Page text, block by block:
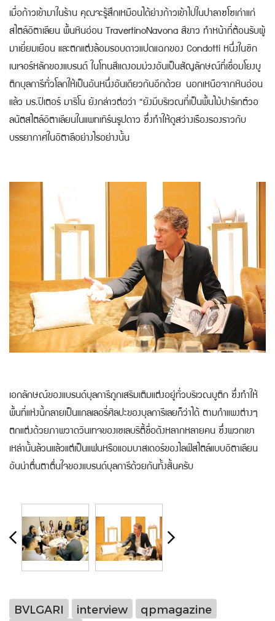
เมื่อก้าวเข้ามาในร้าน คุณจะรู้สึกเหมือนได้ย่างก้าวเข้าไปในปาลาซโซเก่าแก่
สไตล์อิตาเลียน พื้นหินอ่อน TravertinoNavona สีขาว ทำหน้าที่ต้อนรับผู้
มาเยี่ยมเยือน และตกแต่งล้อมรอบดาวแปดแฉกของ Condotti หนึ่งในซิก
เนเจอร์หลักของแบรนด์ ในโทนสีแดงอมม่วงอันเป็นสัญลักษณ์ที่เชื่อมโยงบู
ติกบุลการีทั่วโลกให้เป็นอันหนึ่งอันเดียวกันอีกด้วย นอกเหนือจากหินอ่อน
แล้ว มร.ปีเตอร์ มาริโน ยังกล่าวต่อว่า “ยังมีบริเวณที่เป็นพื้นไม้ปาร์เกต์วอ
ลนัตสไตล์อิตาเลียนในแพทเทิร์นรูปดาว ซึ่งทำให้ดูสว่างเรืองรองราวกับ
บรรยากาศในอิตาลีอย่างไรอย่างนั้น
เอกลักษณ์ของแบรนด์บุลการีถูกเสริมเติมแต่งอยู่ทั่วบริเวณบูติก ซึ่งทำให้
พื้นที่แห่งนี้กลายเป็นแกลเลอรี่ศิลปะของบุลการีเลยก็ว่าได้ ตามกำแพงต่างๆ
ตกแต่งด้วยภาพวาดวินเทจของเซเลบริตี้ชื่อดังหลากหลายคน ซึ่งพวกเขา
เหล่านั้นล้วนแล้วแต่เป็นแฟนหรือแอมบาสเดอร์ของไลฟ์สไตล์แบบอิตาเลียน
อันน่าตื่นตาตื่นใจของแบรนด์บุลการีด้วยกันทั้งสิ้นครับ
BVLGARI interview
qpmagazine